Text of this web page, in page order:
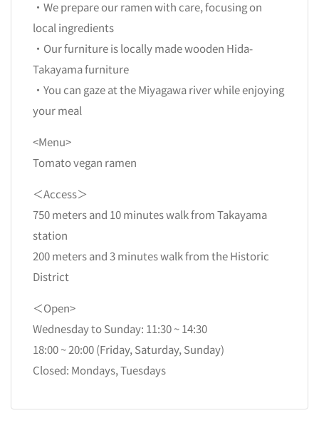
・We prepare our ramen with care, focusing on
local ingredients
・Our furniture is locally made wooden Hida-
Takayama furniture
・You can gaze at the Miyagawa river while enjoying
your meal
<Menu>
Tomato vegan ramen
＜Access＞
750 meters and 10 minutes walk from Takayama
station
200 meters and 3 minutes walk from the Historic
District
＜Open>
Wednesday to Sunday: 11:30 ~ 14:30
18:00 ~ 20:00 (Friday, Saturday, Sunday)
Closed: Mondays, Tuesdays